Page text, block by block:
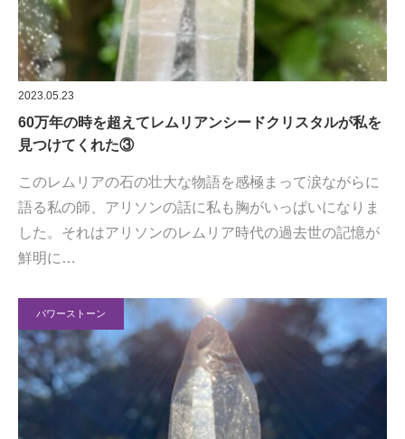
2023.05.23
60万年の時を超えてレムリアンシードクリスタルが私を
見つけてくれた③
このレムリアの石の壮大な物語を感極まって涙ながらに
語る私の師、アリソンの話に私も胸がいっぱいになりま
した。それはアリソンのレムリア時代の過去世の記憶が
鮮明に…
パワーストーン